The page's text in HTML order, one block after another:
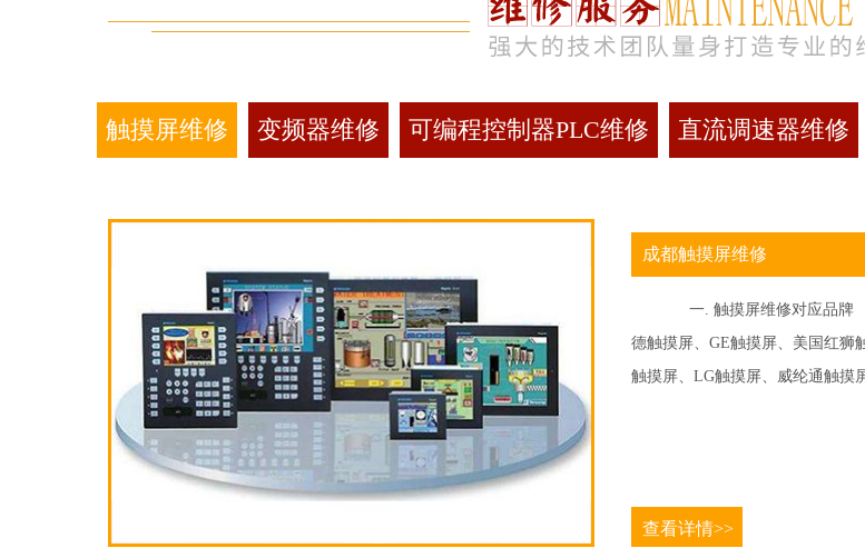
触摸屏维修 变频器维修 可编程控制器PLC维修 直流调速器维修
成都触摸屏维修
一. 触摸屏维修对应品牌
德触摸屏、GE触摸屏、美国红狮
触摸屏、LG触摸屏、威纶通触摸
查看详情>>